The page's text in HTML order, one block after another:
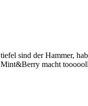
sind der Hammer,
macht